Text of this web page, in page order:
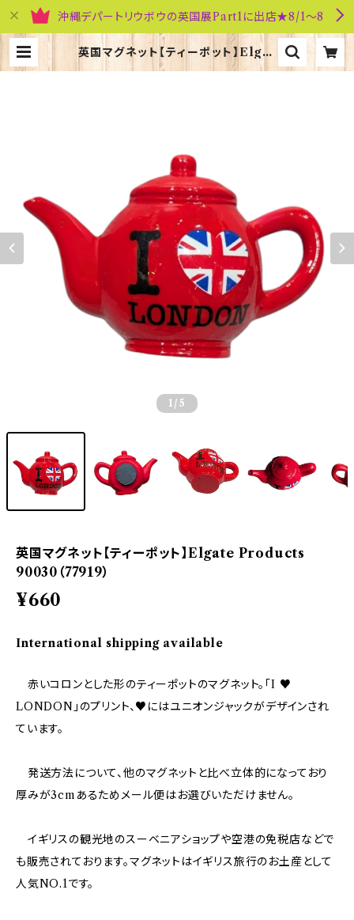
沖縄デパートリウボウの英国展Part1に出店★8/1～8
英国マグネット【ティーポット】Elgat
e Products 90030（77919） | 英
1 /5
英国マグネット【ティーポット】Elgate Products
90030（77919）
¥660
International shipping available
赤いコロンとした形のティーポットのマグネット。「I ♥
LONDON」のプリント、♥にはユニオンジャックがデザインされ
ています。
発送方法について、他のマグネットと比べ立体的になっており
厚みが3cmあるためメール便はお選びいただけません。
イギリスの観光地のスーベニアショップや空港の免税店などで
も販売されております。マグネットはイギリス旅行のお土産として
人気NO.1です。